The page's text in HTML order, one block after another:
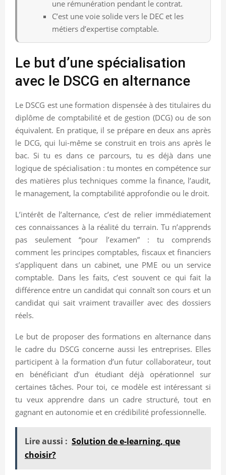
une rémunération pendant le contrat.
C’est une voie solide vers le DEC et les
métiers d’expertise comptable.
Le but d’une spécialisation
avec le DSCG en alternance
Le DSCG est une formation dispensée à des titulaires du
diplôme de comptabilité et de gestion (DCG) ou de son
équivalent. En pratique, il se prépare en deux ans après
le DCG, qui lui-même se construit en trois ans après le
bac. Si tu es dans ce parcours, tu es déjà dans une
logique de spécialisation : tu montes en compétence sur
des matières plus techniques comme la finance, l’audit,
le management, la comptabilité approfondie ou le droit.
L’intérêt de l’alternance, c’est de relier immédiatement
ces connaissances à la réalité du terrain. Tu n’apprends
pas seulement “pour l’examen” : tu comprends
comment les principes comptables, fiscaux et financiers
s’appliquent dans un cabinet, une PME ou un service
comptable. Dans les faits, c’est souvent ce qui fait la
différence entre un candidat qui connaît son cours et un
candidat qui sait vraiment travailler avec des dossiers
réels.
Le but de proposer des formations en alternance dans
le cadre du DSCG concerne aussi les entreprises. Elles
participent à la formation d’un futur collaborateur, tout
en bénéficiant d’un étudiant déjà opérationnel sur
certaines tâches. Pour toi, ce modèle est intéressant si
tu veux apprendre dans un cadre structuré, tout en
gagnant en autonomie et en crédibilité professionnelle.
Lire aussi : Solution de e-learning, que
choisir?